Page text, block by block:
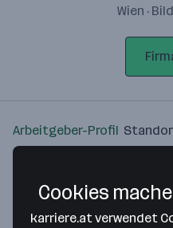
Wien ·
Arbeitgeber-Profil
Cookies
karriere.at verwendet